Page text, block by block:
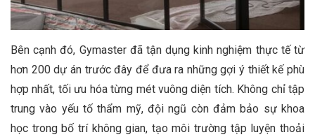
Bên cạnh đó, Gymaster đã tận dụng kinh nghiệm thực tế từ
hơn 200 dự án trước đây để đưa ra những gợi ý thiết kế phù
hợp nhất, tối ưu hóa từng mét vuông diện tích. Không chỉ tập
trung vào yếu tố thẩm mỹ, đội ngũ còn đảm bảo sự khoa
học trong bố trí không gian, tạo môi trường tập luyện thoải